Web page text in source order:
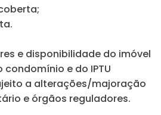
e disponibilidade do imóvel
e do IPTU
a alterações/majoração
e órgãos reguladores.